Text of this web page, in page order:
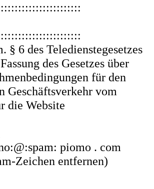
§ 6 des Teledienstegesetzes
des Gesetzes über
für den
Geschäftsverkehr vom
die Website
piomo . com
Zeichen entfernen)